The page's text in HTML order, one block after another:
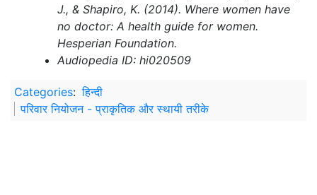
J., & Shapiro, K. (2014). Where women have
no doctor: A health guide for women.
Hesperian Foundation.
Audiopedia ID: hi020509
Categories: हिन्दी
परिवार नियोजन - प्राकृतिक और स्थायी तरीके